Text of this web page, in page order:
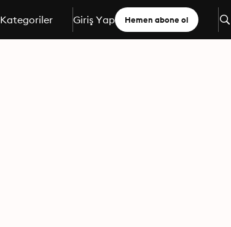
Kategoriler Giriş Yap Hemen abone ol